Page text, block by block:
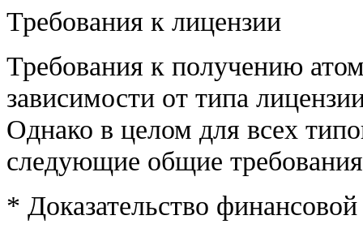
Требования к лицензии
Требования к получению
зависимости от типа
Однако в целом для всех
следующие общие
* Доказательство